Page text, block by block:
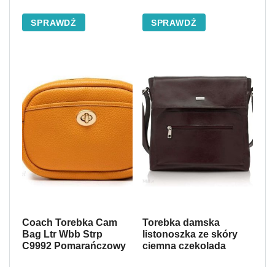
SPRAWDŹ SPRAWDŹ
Coach Torebka Cam
Bag Ltr Wbb Strp
C9992 Pomarańczowy
Torebka damska
listonoszka ze skóry
ciemna czekolada